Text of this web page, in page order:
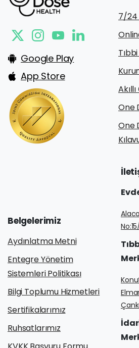
Google Play
App Store
7/24
One
One
Belgelerimiz
Aydınlatma Metni
Entegre Yönetim
Sistemleri Politikası
Bilgi Toplumu Hizmetleri
Sertifikalarımız
Ruhsatlarımız